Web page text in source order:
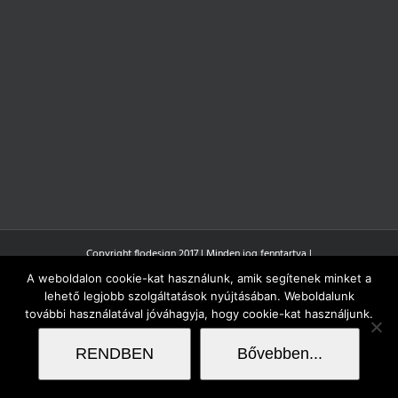
Copyright flodesign 2017 | Minden jog fenntartva |
A weboldalon cookie-kat használunk, amik segítenek minket a
lehető legjobb szolgáltatások nyújtásában. Weboldalunk
további használatával jóváhagyja, hogy cookie-kat használjunk.
RENDBEN Bővebben...